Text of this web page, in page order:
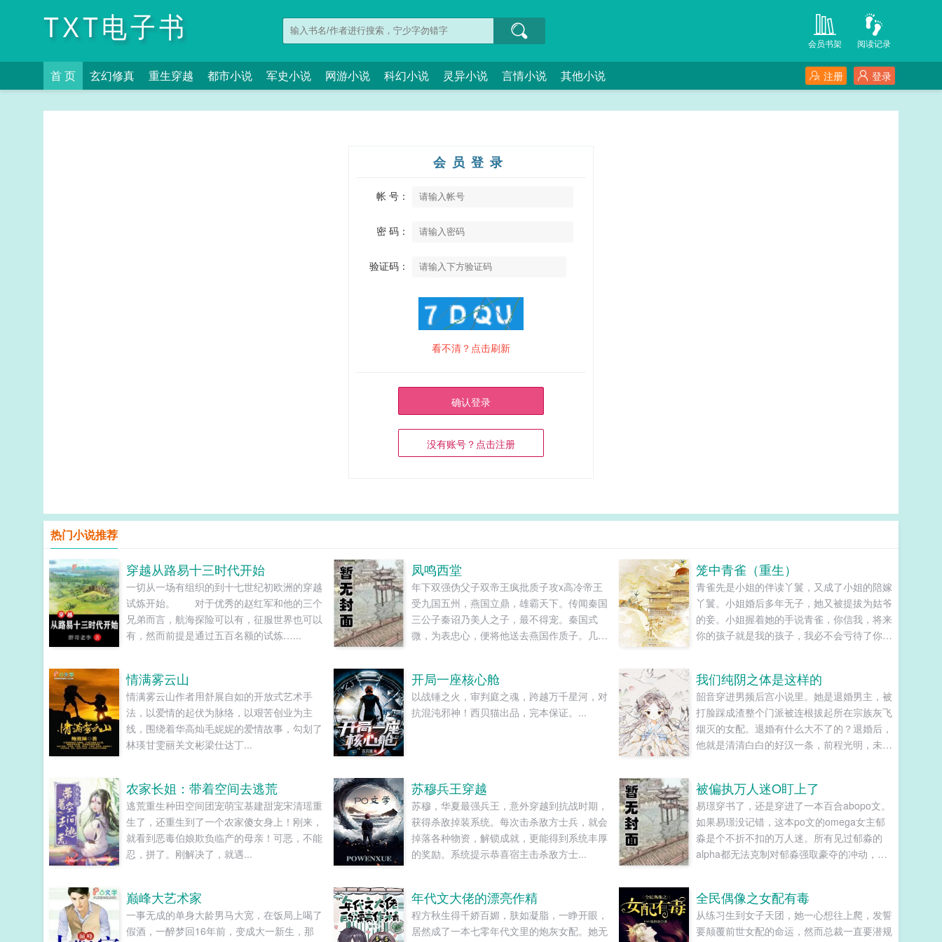
TXT电子书 阅读记录
会员书架
首 页 玄幻修真 重生穿越 都市小说 军史小说 网游小说 科幻小说 灵异小说 言情小说 其他小说 登录
注册
会员登录
帐 号：
密 码：
验证码：
看不清？点击刷新
确认登录
没有账号？点击注册
热门小说推荐
穿越从路易十三时代开始
一切从一场有组织的到十七世纪初欧洲的穿越
试炼开始。 对于优秀的赵红军和他的三个
兄弟而言，航海探险可以有，征服世界也可以
有，然而前提是通过五百名额的试炼…...
凤鸣西堂
年下双强伪父子双帝王疯批质子攻x高冷帝王
受九国五州，燕国立鼎，雄霸天下。传闻秦国
三公子秦诏乃美人之子，最不得宠。秦国式
微，为表忠心，便将他送去燕国作质子。几渡
障碍，弑父即位。自此后狼子野心，昭然若揭
三载风云变幻，他荡平七国，强灭五州，将河
山归化为一，却将精兵对准燕国。强破宫门之
凤目微眯，仍循着旧日称呼，质问声凛冽，吾
儿，如今可要杀了寡人？秦诏俯身，骤然折膝
跪了下去往日隐忍换作桀骜，锋锐眉眼经年淬
炼，越发显得狠厉，但唇角柔情却化作了一抹
笑，未免舍不得。哦？宫城十里，凤冠霞帔，
金银珠玉贯满箱，另有玺印一枚，权作信礼。
娶您回家的。前期日常卖惨求宠博取父王怜爱
的质子攻x每天外冷内热宠溺带娃的后爹受后
期装乖假寐豺狼帝王攻x高冷美强囚凤帝王受
笼中青雀（重生）
青雀先是小姐的伴读丫鬟，又成了小姐的陪嫁
丫鬟。小姐婚后多年无子，她又被提拔为姑爷
的妾。小姐握着她的手说青雀，你信我，将来
你的孩子就是我的孩子，我必不会亏待了你。
她的一双儿女日渐长大，女儿如花貌美，儿子
才学过人，人人都说，她的好日子要来了。可
女儿被送去和番儿子被打断双腿的冬天，她也
以嫉妒盗窃两重罪名，死在一个寒冷的夜。青
雀死不瞑目。她想问一问她的小姐，她从小相
为什么这样待她？为什么这样待她的孩子们？
重来一回，她已经是姑爷的侍妾，肚里才怀上
女儿。上一世醉眼看她目不转睛的楚王，此生
依旧紧盯着她。摸着还未隆起的小腹，她抛却
礼义廉耻，上了楚王的榻。...
情满雾云山
情满雾云山作者用舒展自如的开放式艺术手
法，以爱情的起伏为脉络，以艰苦创业为主
线，围绕着华高灿毛妮妮的爱情故事，勾划了
林瑛甘雯丽关文彬梁仕达丁...
开局一座核心舱
以战锤之火，审判庭之魂，跨越万千星河，对
抗混沌邪神！西贝猫出品，完本保证。...
我们纯阴之体是这样的
韶音穿进男频后宫小说里。她是退婚男主，被
打脸踩成渣整个门派被连根拔起所在宗族灰飞
烟灭的女配。退婚有什么大不了的？退婚后，
他就是清清白白的好汉一条，前程光明，未来
后了五百年，饭给你做，衣服给你买，天材地
宝为你抢，你特么能不能看我一眼？...
农家长姐：带着空间去逃荒
逃荒重生种田空间团宠萌宝基建甜宠宋清瑶重
生了，还重生到了一个农家傻女身上！刚来，
就看到恶毒伯娘欺负临产的母亲！可恶，不能
忍，拼了。刚解决了，就遇...
苏穆兵王穿越
苏穆，华夏最强兵王，意外穿越到抗战时期，
获得杀敌掉装系统。每次击杀敌方士兵，就会
掉落各种物资，解锁成就，更能得到系统丰厚
的奖励。系统提示恭喜宿主击杀敌方士...
被偏执万人迷O盯上了
易璟穿书了，还是穿进了一本百合abopo文。
如果易璟没记错，这本po文的omega女主郁
淼是个不折不扣的万人迷。所有见过郁淼的
alpha都无法克制对郁淼强取豪夺的冲动，即
就换一批alpha，刺激得不行。穿到一切开始
之前，易璟见到了还没有经历过任何情节的郁
淼。青灰亚麻色的分层长卷发，神态有些病
巅峰大艺术家
一事无成的单身大龄男马大宽，在饭局上喝了
假酒，一醉梦回16年前，变成大一新生，那
年代文大佬的漂亮作精
程方秋生得千娇百媚，肤如凝脂，一睁开眼，
居然成了一本七零年代文里的炮灰女配。她无
全民偶像之女配有毒
从练习生到女子天团，她一心想往上爬，发誓
要颠覆前世女配的命运，然而总裁一直要潜规